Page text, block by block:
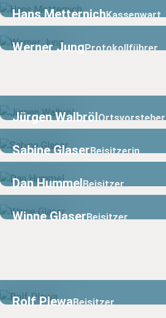
Hans MetternichKassenwart
Werner JungProtokollführer
Jürgen WalbrölOrtsvorsteher
Sabine GlaserBeisitzerin
Dan HummelBeisitzer
Winne GlaserBeisitzer
Rolf PlewaBeisitzer